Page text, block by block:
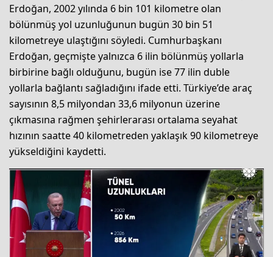
Erdoğan, 2002 yılında 6 bin 101 kilometre olan
bölünmüş yol uzunluğunun bugün 30 bin 51
kilometreye ulaştığını söyledi. Cumhurbaşkanı
Erdoğan, geçmişte yalnızca 6 ilin bölünmüş yollarla
birbirine bağlı olduğunu, bugün ise 77 ilin duble
yollarla bağlantı sağladığını ifade etti. Türkiye’de araç
sayısının 8,5 milyondan 33,6 milyonun üzerine
çıkmasına rağmen şehirlerarası ortalama seyahat
hızının saatte 40 kilometreden yaklaşık 90 kilometreye
yükseldiğini kaydetti.